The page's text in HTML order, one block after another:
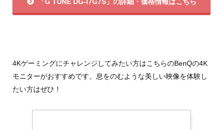
4Kゲーミングにチャレンジしてみたい方はこちらのBenQの4K
モニターがおすすめです。息をのむような美しい映像を体験し
たい方はぜひ！